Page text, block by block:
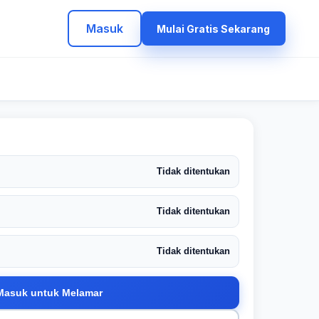
Masuk Mulai Gratis Sekarang
Tidak ditentukan
Tidak ditentukan
Tidak ditentukan
untuk Melamar